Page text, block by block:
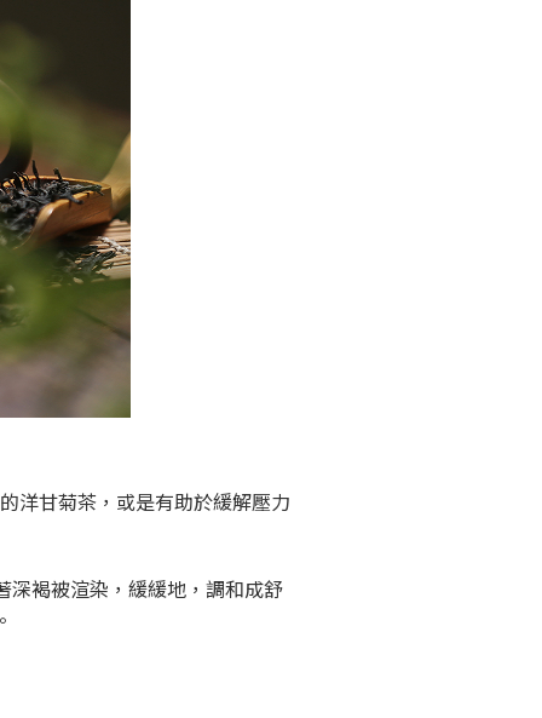
洋甘菊茶，或是有助於緩解壓力
深褐被渲染，緩緩地，調和成舒